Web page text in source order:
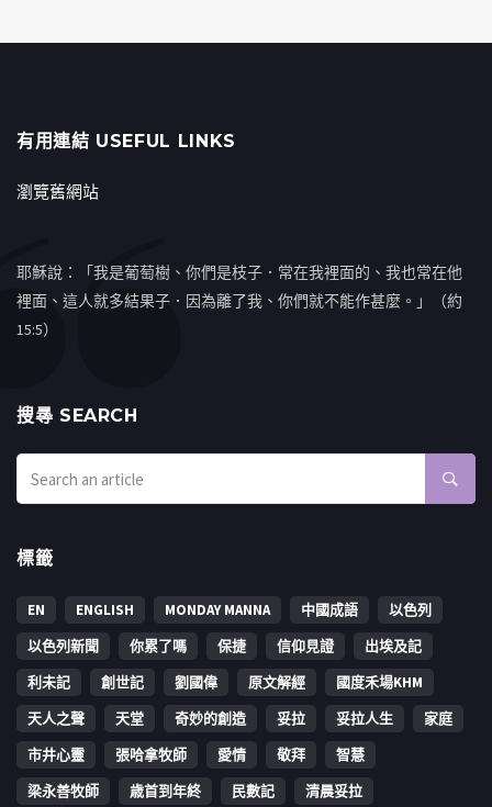
有用連結 USEFUL LINKS
瀏覽舊網站
耶穌說：「我是葡萄樹、你們是枝子．常在我裡面的、我也常在他
裡面、這人就多結果子．因為離了我、你們就不能作甚麼。」（約
15:5）
搜㝷 SEARCH
標籤
EN ENGLISH MONDAY MANNA 中國成語
以色列
以色列新聞
你累了嗎 保捷 信仰見證
出埃及記
利未記
創世記 劉國偉 原文解經
國度禾場KHM
天人之聲
天堂 奇妙的創造 妥拉 妥拉人生
家庭
市井心靈
張哈拿牧師 愛情 敬拜
智慧
梁永善牧師
歳首到年終 民數記 清晨妥拉